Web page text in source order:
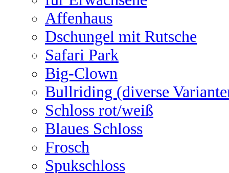
Affenhaus
Dschungel mit Rutsche
Safari Park
Big-Clown
Bullriding (diverse
Schloss rot/weiß
Blaues Schloss
Frosch
Spukschloss